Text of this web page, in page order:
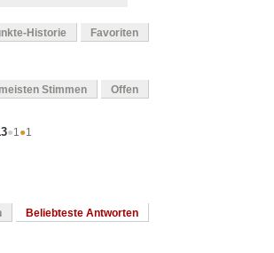
Historie Favoriten
Stimmen Offen
●1●1
Beliebteste Antworten